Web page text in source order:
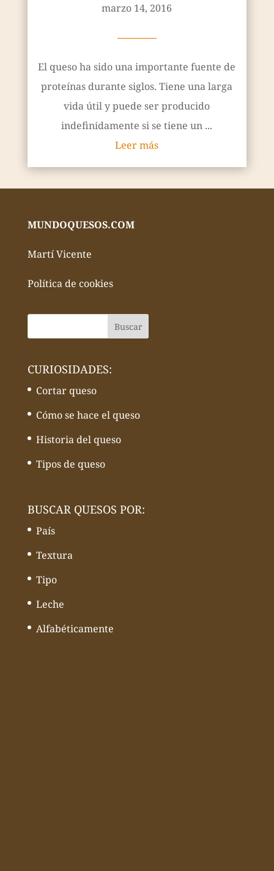
marzo 14, 2016
————
El queso ha sido una importante fuente de
proteínas durante siglos. Tiene una larga
vida útil y puede ser producido
indefinidamente si se tiene un ...
Leer más
MUNDOQUESOS.COM
Martí Vicente
Política de cookies
CURIOSIDADES:
Cortar queso
Cómo se hace el queso
Historia del queso
Tipos de queso
BUSCAR QUESOS POR:
País
Textura
Tipo
Leche
Alfabéticamente